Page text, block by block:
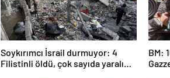
Soykırımcı İsrail durmuyor: 4
Filistinli öldü, çok sayıda yaralı
BM: